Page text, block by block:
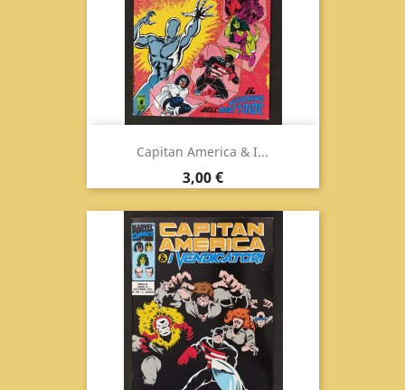
Capitan America & I...
Prezzo
3,00 €